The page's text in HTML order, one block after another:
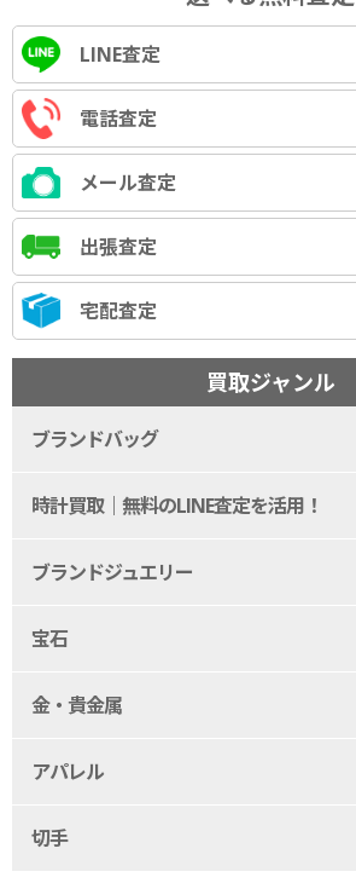
LINE査定
電話査定
メール査定
出張査定
宅配査定
買取ジャンル
ブランドバッグ
時計買取｜無料のLINE査定を活用！
ブランドジュエリー
宝石
金・貴金属
アパレル
切手